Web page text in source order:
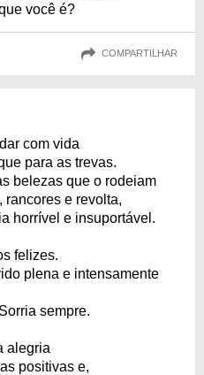
você é?
COMPARTILHAR
com vida
para as trevas.
belezas que o rodeiam
rancores e revolta,
horrível e insuportável.
felizes.
plena e intensamente
sempre.
alegria
positivas e,